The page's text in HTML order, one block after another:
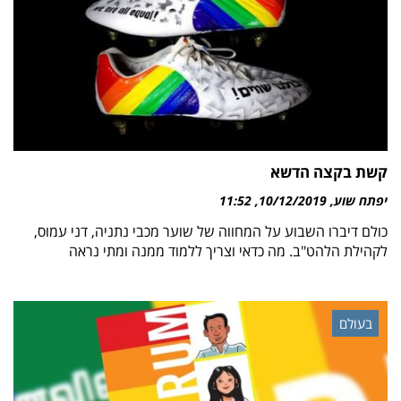
קשת בקצה הדשא
יפתח שוע 10/12/2019
11:52
כולם דיברו השבוע על המחווה של שוער מכבי נתניה, דני עמוס,
לקהילת הלהט"ב. מה כדאי וצריך ללמוד ממנה ומתי נראה
בעולם